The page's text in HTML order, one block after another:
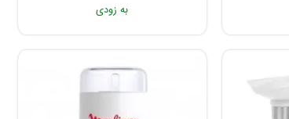
به زودی